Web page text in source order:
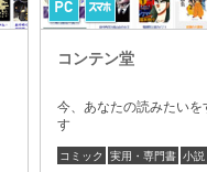
コンテン堂
今、あなたの読みたいを
す
コミック 実用・専門書 小説